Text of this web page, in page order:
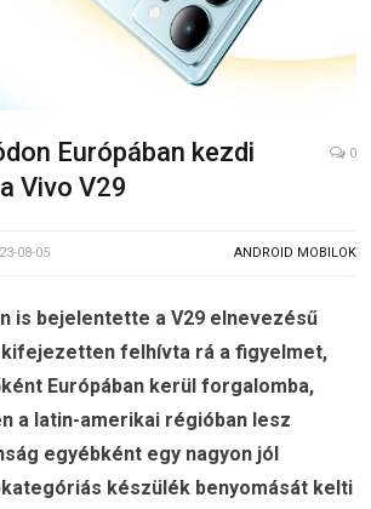
Európában kezdi
Vivo V29
0
08-05 ANDROID MOBILOK
is bejelentette a V29 elnevezésű
felhívta rá a figyelmet,
Európában kerül forgalomba,
a latin-amerikai régióban lesz
egyébként egy nagyon jól
készülék benyomását kelti